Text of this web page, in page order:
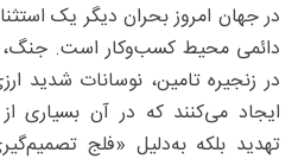
در جهان امروز بحران دیگر یک
دائمی محیط کسب‌وکار است. جنگ،
در زنجیره تامین، نوسانات شدید
ایجاد می‌کنند که در آن بسیاری
تهدید بلکه به‌دلیل «فلج